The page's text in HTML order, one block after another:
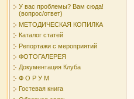
У вас проблемы? Вам сюда!
(вопрос/ответ)
МЕТОДИЧЕСКАЯ КОПИЛКА
Каталог статей
Репортажи с мероприятий
ФОТОГАЛЕРЕЯ
Документация Клуба
Ф О Р У М
Гостевая книга